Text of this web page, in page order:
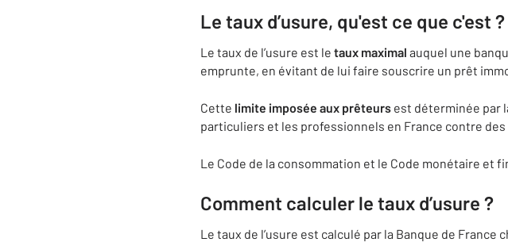
Le taux d’usure, qu'est ce que c'est ?
Le taux de l’usure est le taux maximal auquel une
emprunte, en évitant de lui faire souscrire un prêt
Cette limite imposée aux prêteurs est déterminée par
particuliers et les professionnels en France contre
Le Code de la consommation et le Code monétaire et
Comment calculer le taux d’usure ?
Le taux de l’usure est calculé par la Banque de